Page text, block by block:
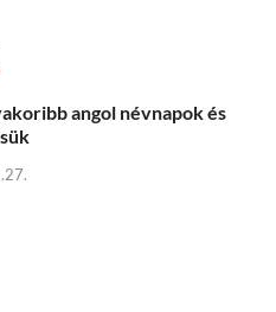
angol névnapok és